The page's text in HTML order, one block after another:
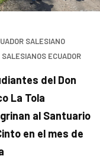
SALESIANO
SALESIANOS ECUADOR
del Don
La Tola
al Santuario
en el mes de